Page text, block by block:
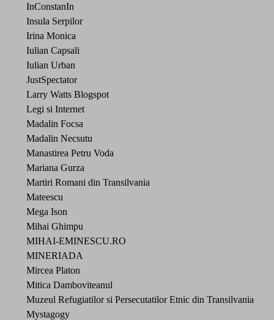
InConstanIn
Insula Serpilor
Irina Monica
Iulian Capsali
Iulian Urban
JustSpectator
Larry Watts Blogspot
Legi si Internet
Madalin Focsa
Madalin Necsutu
Manastirea Petru Voda
Mariana Gurza
Martiri Romani din Transilvania
Mateescu
Mega Ison
Mihai Ghimpu
MIHAI-EMINESCU.RO
MINERIADA
Mircea Platon
Mitica Damboviteanul
Muzeul Refugiatilor si Persecutatilor Etnic din Transilvania
Mystagogy